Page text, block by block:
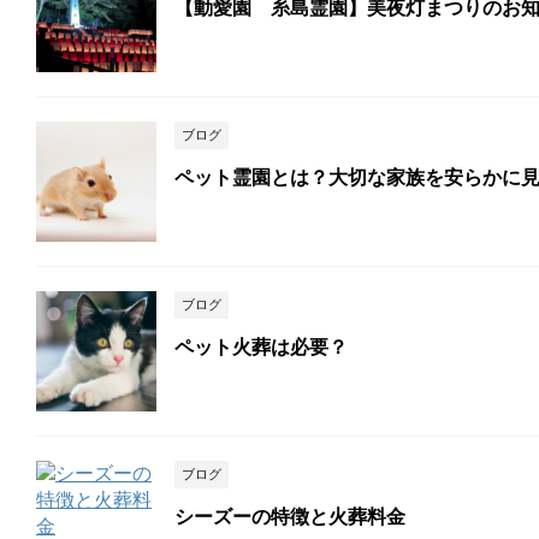
【動愛園 糸島霊園】美夜灯まつりのお
ブログ
ペット霊園とは？大切な家族を安らかに
ブログ
ペット火葬は必要？
ブログ
シーズーの特徴と火葬料金